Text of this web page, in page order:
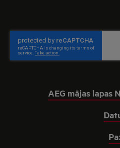
AEG mājas lapas